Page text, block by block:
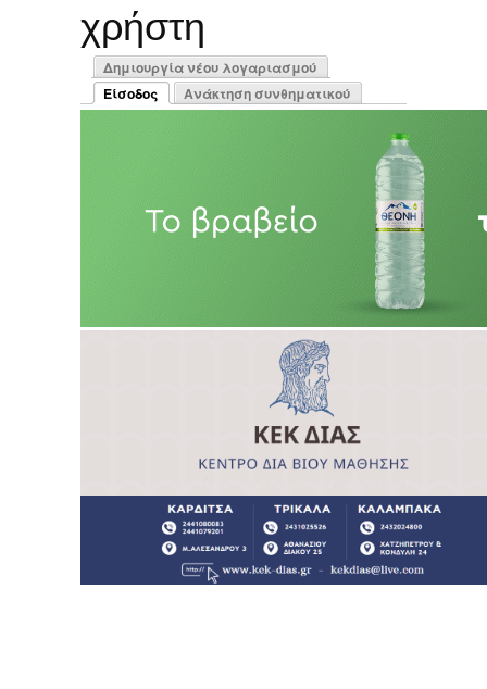
χρήστη
Πρωτεύουσες καρτέλες
Δημιουργία νέου λογαριασμού
Είσοδος
(ενεργή καρτέλα)
Ανάκτηση συνθηματικού